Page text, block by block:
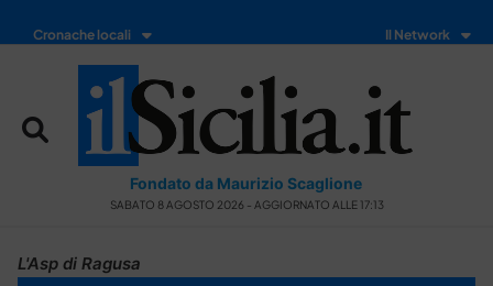
Cronache locali Il Network
Fondato da Maurizio Scaglione
SABATO 8 AGOSTO 2026 - AGGIORNATO ALLE 17:13
L'Asp di Ragusa